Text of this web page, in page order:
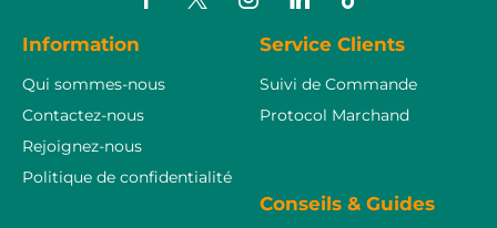
Information
Qui sommes-nous
Contactez-nous
Rejoignez-nous
Politique de confidentialité
Service Clients
Suivi de Commande
Protocol Marchand
Conseils & Guides